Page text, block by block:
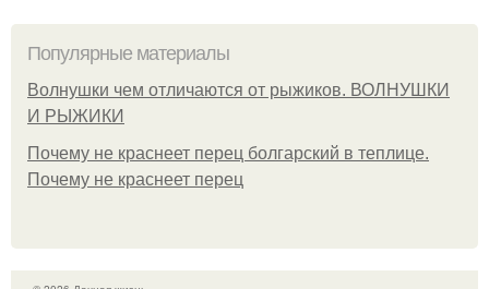
Популярные материалы
Волнушки чем отличаются от рыжиков. ВОЛНУШКИ
И РЫЖИКИ
Почему не краснеет перец болгарский в теплице.
Почему не краснеет перец